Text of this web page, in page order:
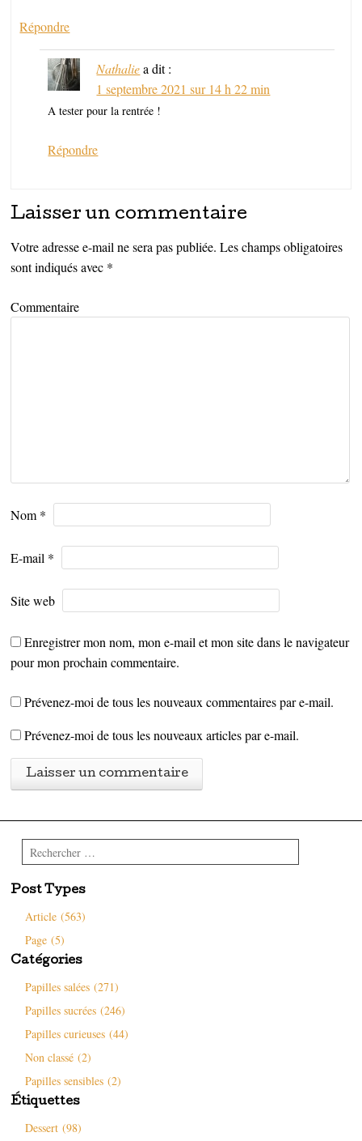
Répondre
Nathalie a dit :
1 septembre 2021 sur 14 h 22 min
A tester pour la rentrée !
Répondre
Laisser un commentaire
Votre adresse e-mail ne sera pas publiée. Les champs obligatoires
sont indiqués avec *
Commentaire
Nom *
E-mail *
Site web
Enregistrer mon nom, mon e-mail et mon site dans le navigateur
pour mon prochain commentaire.
Prévenez-moi de tous les nouveaux commentaires par e-mail.
Prévenez-moi de tous les nouveaux articles par e-mail.
Rechercher
Post Types
Article (563)
Page (5)
Catégories
Papilles salées (271)
Papilles sucrées (246)
Papilles curieuses (44)
Non classé (2)
Papilles sensibles (2)
Étiquettes
Dessert (98)